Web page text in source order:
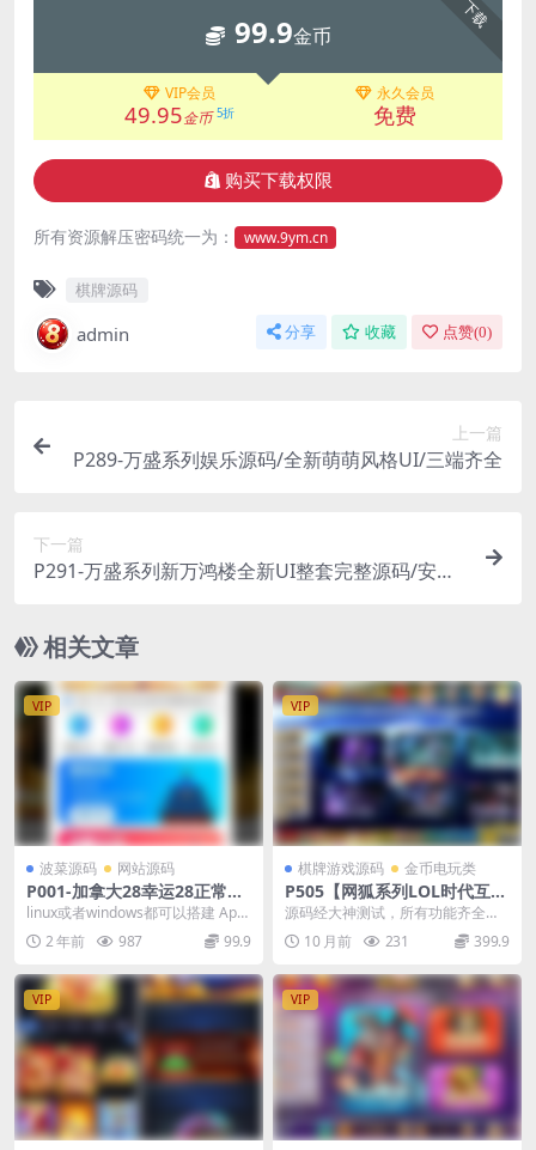
下载
99.9金币
VIP会员
49.95金币 5折
永久会员
免费
购买下载权限
所有资源解压密码统一为： www.9ym.cn
棋牌源码
admin 分享 收藏 点赞(0)
上一篇
P289-万盛系列娱乐源码/全新萌萌风格UI/三端齐全
下一篇
P291-万盛系列新万鸿楼全新UI整套完整源码/安卓
相关文章
VIP
波菜源码 网站源码
P001-加拿大28幸运28正常运
行旗舰源码
linux或者windows都可以搭建 Apa
che MySQL5.5 PHP ...
2 年前 987 99.9
VIP
棋牌游戏源码 金币电玩类
P505【网狐系列LOL时代互
娱】全套源码组件/安卓苹果双
端APP/脚本齐全
源码经大神测试，所有功能齐全，
机器人等等一应俱全。 几十种游
戏，签到，轮盘，抽水...
10 月前 231 399.9
VIP VIP